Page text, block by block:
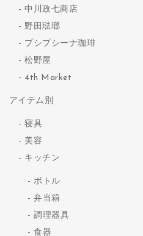
中川政七商店
野田琺瑯
プシプシーナ珈琲
松野屋
4th Market
アイテム別
寝具
美容
キッチン
ボトル
弁当箱
調理器具
食器